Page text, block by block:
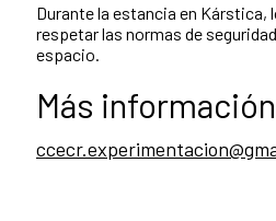
Durante la estancia en Kárstica,
respetar las normas de
espacio.
Más información